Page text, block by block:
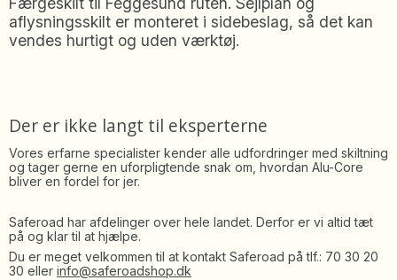
aflysningsskilt er monteret i sidebeslag, så det kan
vendes hurtigt og uden værktøj.
Der er ikke langt til eksperterne
Vores erfarne specialister kender alle udfordringer med skiltning
og tager gerne en uforpligtende snak om, hvordan Alu-Core
bliver en fordel for jer.
Saferoad har afdelinger over hele landet. Derfor er vi altid tæt
på og klar til at hjælpe.
Du er meget velkommen til at kontakt Saferoad på tlf.: 70 30 20
30 eller info@saferoadshop.dk